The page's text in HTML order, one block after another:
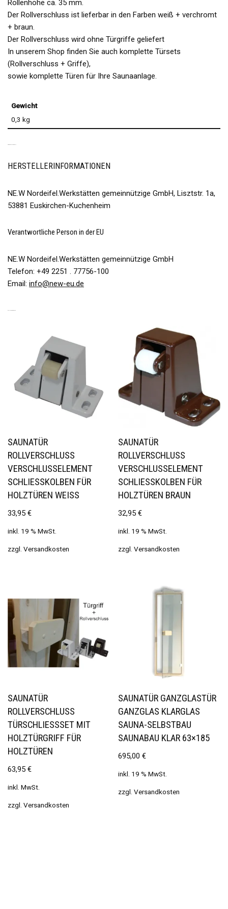
Rollenhöhe ca. 35 mm.
Der Rollverschluss ist lieferbar in den Farben weiß + verchromt
+ braun.
Der Rollverschluss wird ohne Türgriffe geliefert
In unserem Shop finden Sie auch komplette Türsets
(Rollverschluss + Griffe),
sowie komplette Türen für Ihre Saunaanlage.
Gewicht
0,3 kg
HERSTELLERINFORMATIONEN
NE.W Nordeifel.Werkstätten gemeinnützige GmbH, Lisztstr. 1a,
53881 Euskirchen-Kuchenheim
Verantwortliche Person in der EU
NE.W Nordeifel.Werkstätten gemeinnützige GmbH
Telefon: +49 2251 . 77756-100
Email: info@new-eu.de
SAUNATÜR
ROLLVERSCHLUSS
VERSCHLUSSELEMENT
SCHLIESSKOLBEN FÜR H
OLZTÜREN WEISS
33,95 €
inkl. 19 % MwSt.
zzgl. Versandkosten
SAUNATÜR
ROLLVERSCHLUSS
VERSCHLUSSELEMENT
SCHLIESSKOLBEN FÜR H
OLZTÜREN BRAUN
32,95€
inkl. 19 % MwSt.
zzgl.Versandkosten
SAUNATÜR
ROLLVERSCHLUSS
TÜRSCHLIESSSET MIT H
OLZTÜRGRIFF FÜR H
OLZTÜREN
63,95 €
inkl. MwSt.
zzgl. Versandkosten
SAUNATÜR GANZGLASTÜR
GANZGLAS KLARGLAS
SAUNA-SELBSTBAU
SAUNABAU KLAR 63×185
695,00€
inkl. 19 % MwSt.
zzgl.Versandkosten